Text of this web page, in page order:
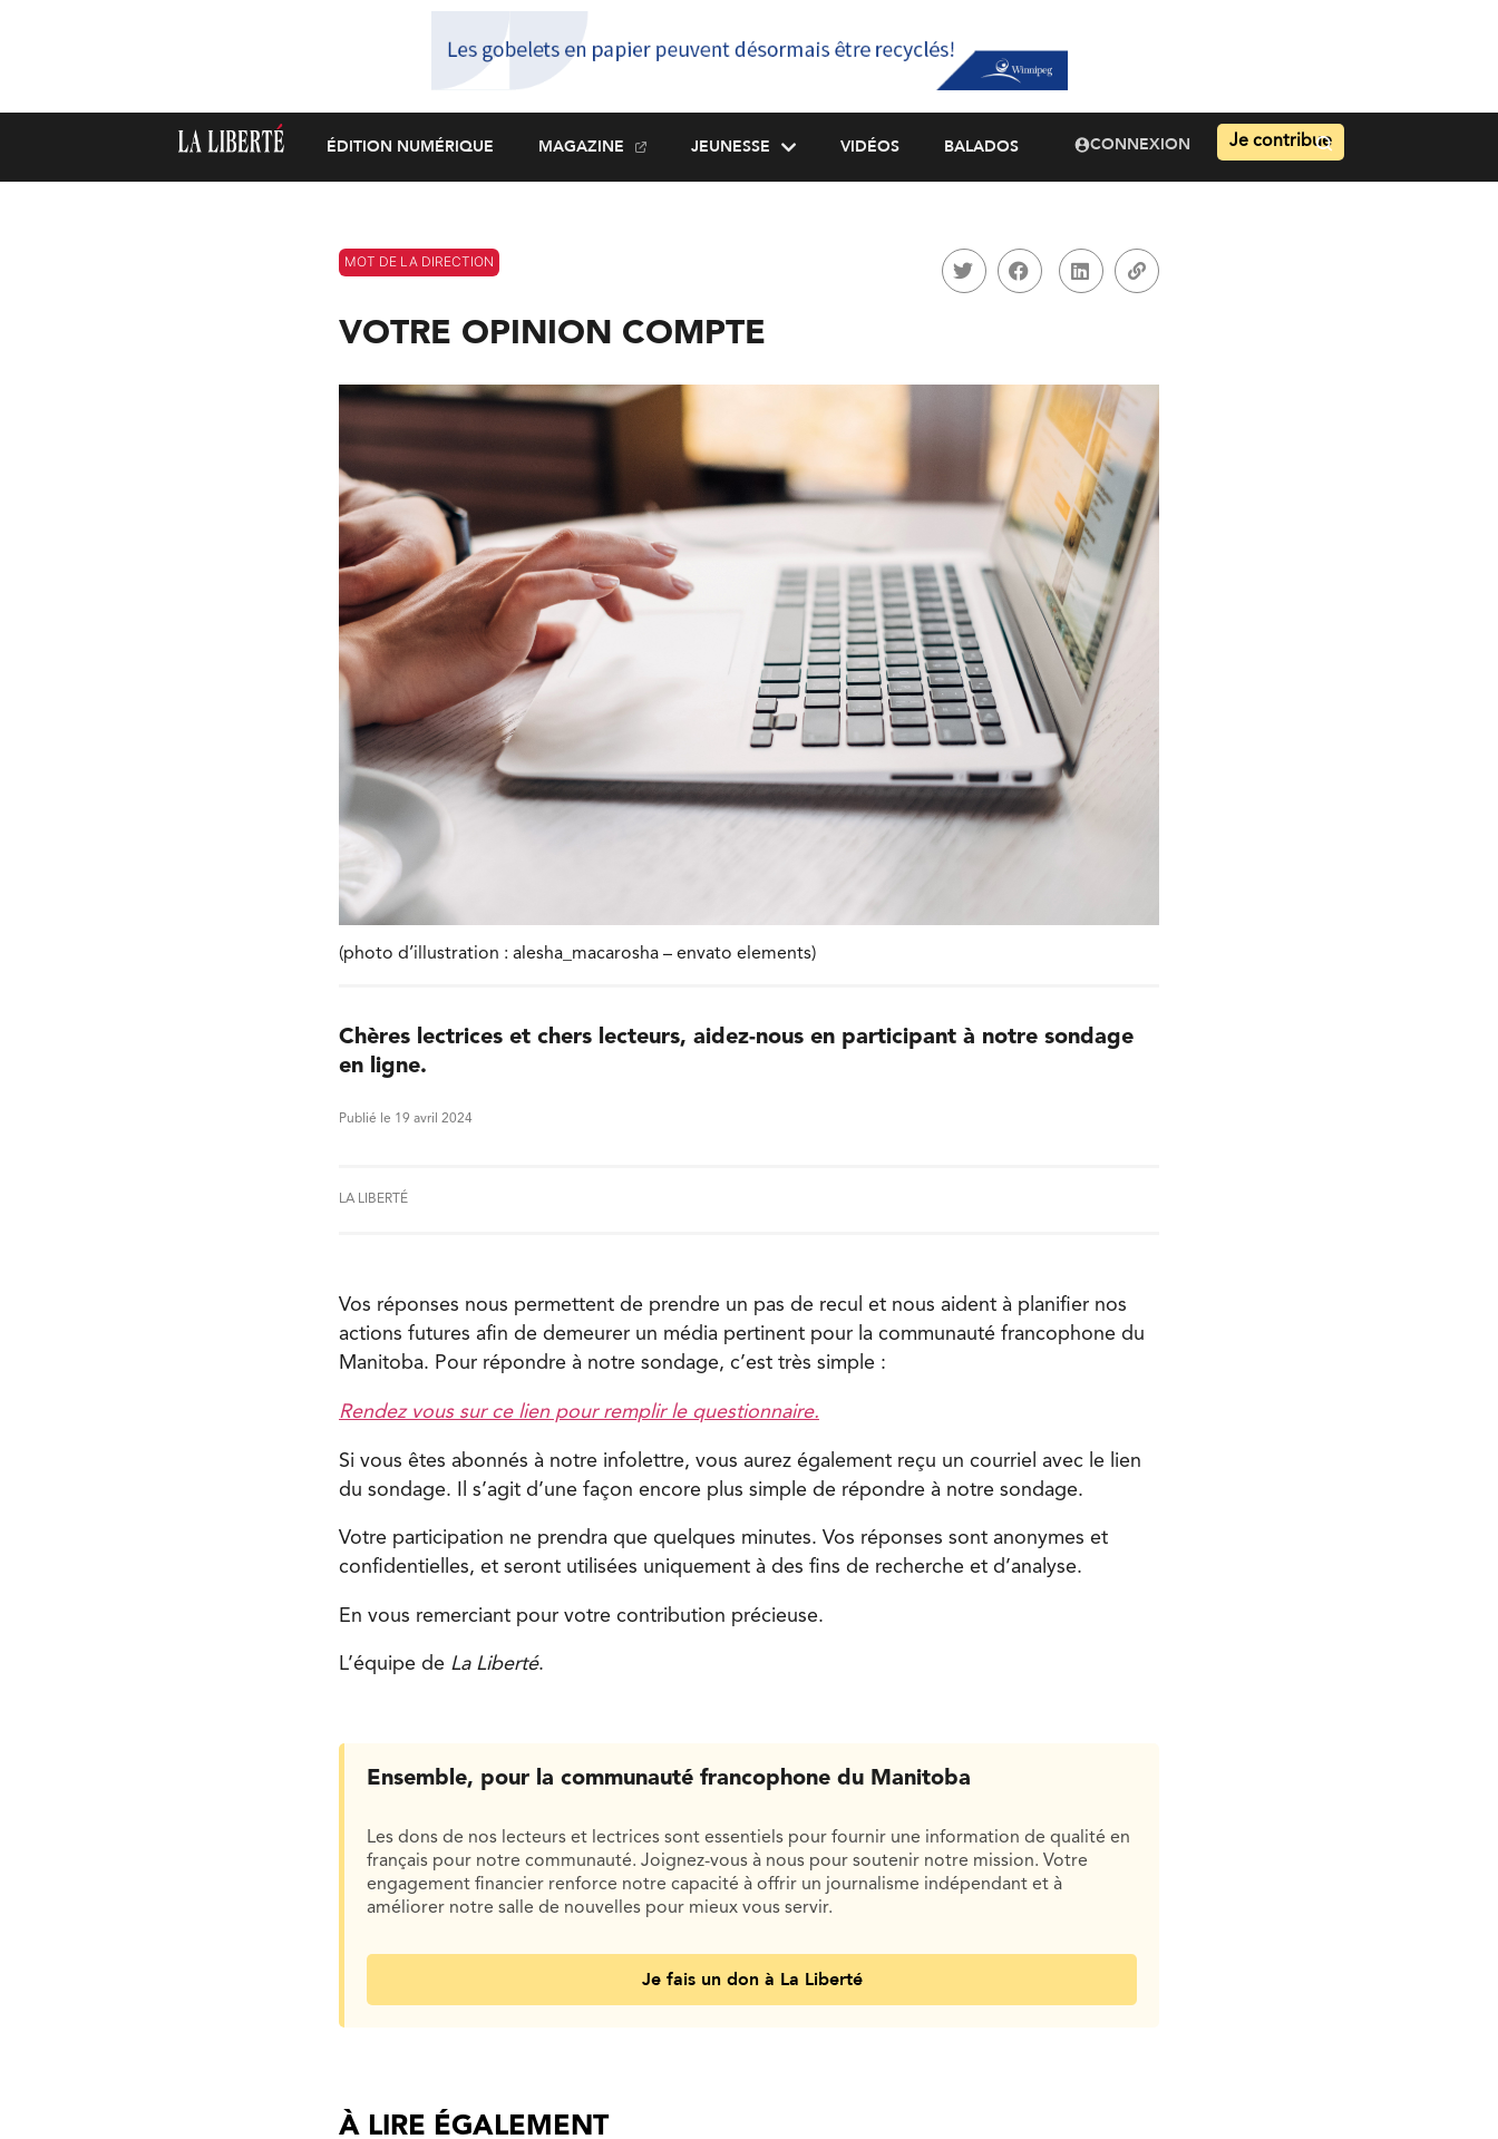
ÉDITION NUMÉRIQUE MAGAZINE JEUNESSE VIDÉOS BALADOS CONNEXION Je contribue
MOT DE LA DIRECTION
VOTRE OPINION COMPTE
(photo d’illustration : alesha_macarosha – envato elements)
Chères lectrices et chers lecteurs, aidez-nous en participant à notre sondage
en ligne.
Publié le 19 avril 2024
LA LIBERTÉ
Vos réponses nous permettent de prendre un pas de recul et nous aident à planifier nos
actions futures afin de demeurer un média pertinent pour la communauté francophone du
Manitoba. Pour répondre à notre sondage, c’est très simple :
Rendez vous sur ce lien pour remplir le questionnaire.
Si vous êtes abonnés à notre infolettre, vous aurez également reçu un courriel avec le lien
du sondage. Il s’agit d’une façon encore plus simple de répondre à notre sondage.
Votre participation ne prendra que quelques minutes. Vos réponses sont anonymes et
confidentielles, et seront utilisées uniquement à des fins de recherche et d’analyse.
En vous remerciant pour votre contribution précieuse.
L’équipe de La Liberté.
Ensemble, pour la communauté francophone du Manitoba
Les dons de nos lecteurs et lectrices sont essentiels pour fournir une information de qualité en
français pour notre communauté. Joignez-vous à nous pour soutenir notre mission. Votre
engagement financier renforce notre capacité à offrir un journalisme indépendant et à
améliorer notre salle de nouvelles pour mieux vous servir.
Je fais un don à La Liberté
À LIRE ÉGALEMENT